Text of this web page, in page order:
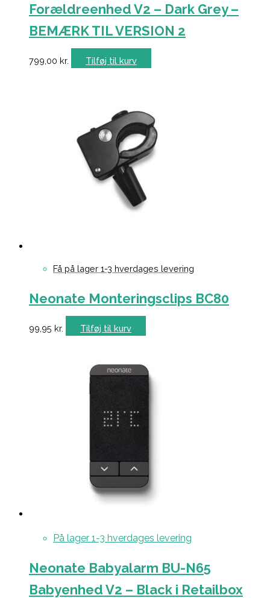
Forældreenhed V2 – Dark Grey –
BEMÆRK TIL VERSION 2
799,00 kr. Tilføj til kurv
Få på lager 1-3 hverdages levering
Neonate Monteringsclips BC80
99,95 kr. Tilføj til kurv
På lager 1-3 hverdages levering
Neonate Babyalarm BU-N65
Babyenhed V2 – Black i Retailbox